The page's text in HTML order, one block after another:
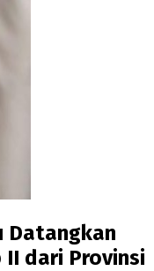
Datangkan
II dari Provinsi